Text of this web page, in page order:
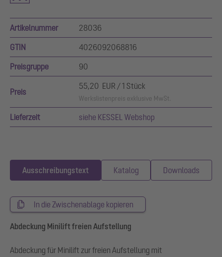
Artikelnummer 28036
GTIN 4026092068816
Preisgruppe 90
Preis
55,20 EUR / 1 Stück
Werkslistenpreis exklusive MwSt.
Lieferzeit siehe KESSEL Webshop
Ausschreibungstext Katalog Downloads
In die Zwischenablage kopieren
Abdeckung Minilift freien Aufstellung
Abdeckung für Minilift zur freien Aufstellung mit